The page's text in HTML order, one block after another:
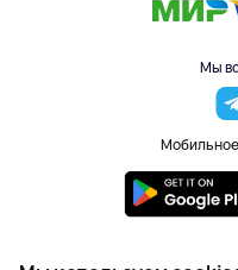
Мы
2023-2026 ©